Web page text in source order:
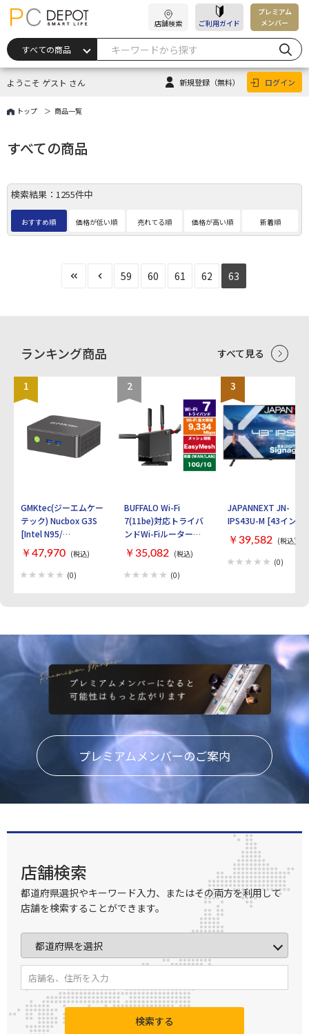
店舗検索 ご利用ガイド
プレミアム
メンバー
ようこそ ゲスト さん 新規登録 （無料） ログイン
トップ 商品一覧
すべての商品
検索結果：1255件中
おすすめ順 価格が低い順 売れてる順 価格が高い順 新着順
59 60 61 62 63
ランキング商品 すべて見る
1
GMKtec(ジーエムケー
テック) Nucbox G3S
[Intel N95/
RAM:16GB/
SSD:512GB/ Windows
11 Pro]
￥47,970 (税込)
(0)
2
BUFFALO Wi-Fi
7(11be)対応トライバ
ンドWi-Fiルーター
AirStation
WXR9300BE6P [ブラ
ック]
￥35,082 (税込)
(0)
3
JAPANNEXT JN-
IPS43U-M [43インチ]
￥39,582 (税込)
(0)
プレミアムメンバーのご案内
店舗検索
都道府県選択やキーワード入力、またはその両方を利用して
店舗を検索することができます。
検索する